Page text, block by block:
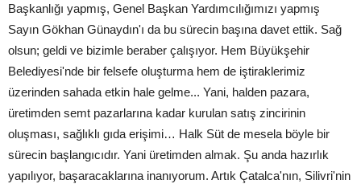
Başkanlığı yapmış, Genel Başkan Yardımcılığımızı yapmış
Sayın Gökhan Günaydın'ı da bu sürecin başına davet ettik. Sağ
olsun; geldi ve bizimle beraber çalışıyor. Hem Büyükşehir
Belediyesi'nde bir felsefe oluşturma hem de iştiraklerimiz
üzerinden sahada etkin hale gelme... Yani, halden pazara,
üretimden semt pazarlarına kadar kurulan satış zincirinin
oluşması, sağlıklı gıda erişimi… Halk Süt de mesela böyle bir
sürecin başlangıcıdır. Yani üretimden almak. Şu anda hazırlık
yapılıyor, başaracaklarına inanıyorum. Artık Çatalca'nın, Silivri'nin